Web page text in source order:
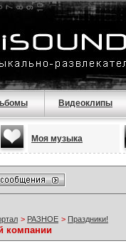
Видеоклипы
Моя музыка
> РАЗНОЕ > Праздники!
компании